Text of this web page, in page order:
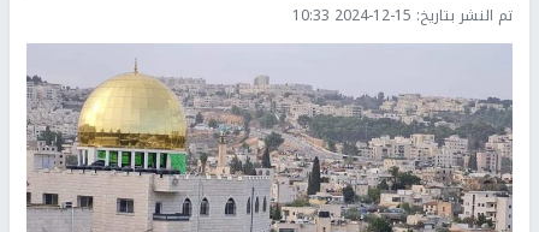
تم النشر بتاريخ: 2024-12-15 10:33